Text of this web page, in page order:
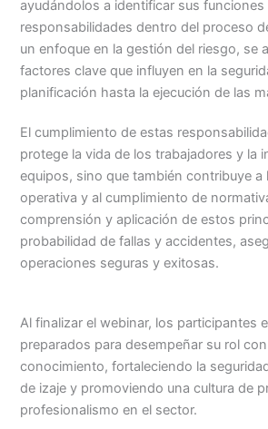
ayudándolos a identificar sus funciones
responsabilidades dentro del proceso
un enfoque en la gestión del riesgo, se
factores clave que influyen en la
planificación hasta la ejecución de las
El cumplimiento de estas
protege la vida de los trabajadores y la
equipos, sino que también contribuye a
operativa y al cumplimiento de
comprensión y aplicación de estos
probabilidad de fallas y accidentes,
operaciones seguras y exitosas.
Al finalizar el webinar, los participantes
preparados para desempeñar su rol
conocimiento, fortaleciendo la
de izaje y promoviendo una cultura de
profesionalismo en el sector.